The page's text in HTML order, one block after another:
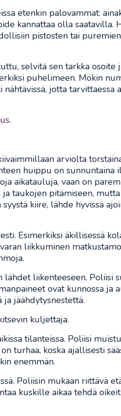
etenkin palovammat:
kannattaa olla saatavilla.
pistosten tai puremien
selvitä sen tarkka osoite
puhelimeen. Mökin
jotta tarvittaessa
.
arviolta
huippu on sunnuntaina
aikatauluja, vaan on
taukojen pitämiseen,
kiire, lähde hyvissä
Esimerkiksi äkillisessä
liikkuminen
lähdet liikenteeseen. Poliisi
ovat kunnossa ja
jäähdytysnestettä.
kuljettaja.
tilanteissa. Poliisi
turhaa, koska ajallisesti
enemmän.
Poliisin mukaan riittävä
kuskille aikaa tehdä